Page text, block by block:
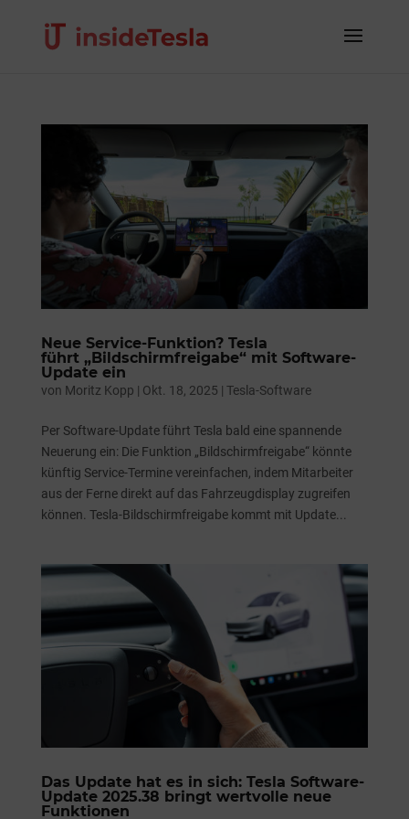
Neue Service-Funktion? Tesla
führt „Bildschirmfreigabe“ mit Software-
Update ein
von Moritz Kopp | Okt. 18, 2025 | Tesla-Software
Per Software-Update führt Tesla bald eine spannende
Neuerung ein: Die Funktion „Bildschirmfreigabe“ könnte
künftig Service-Termine vereinfachen, indem Mitarbeiter
aus der Ferne direkt auf das Fahrzeugdisplay zugreifen
können. Tesla-Bildschirmfreigabe kommt mit Update...
Das Update hat es in sich: Tesla Software-
Update 2025.38 bringt wertvolle neue
Funktionen